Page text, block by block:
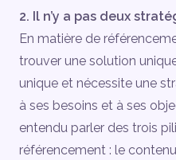
2. Il n’y a pas deux
En matière de
trouver une solution
unique et nécessite une
à ses besoins et à ses
entendu parler des trois
référencement : le